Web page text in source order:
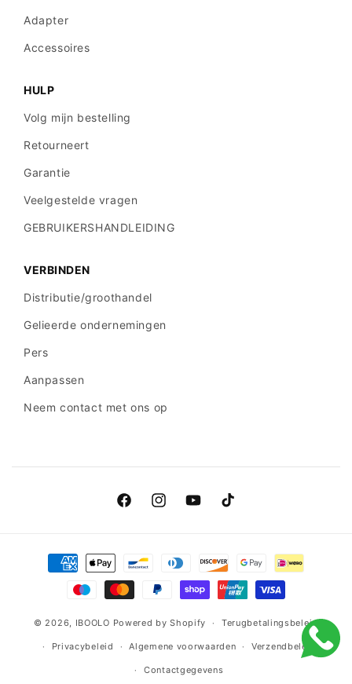
Adapter
Accessoires
HULP
Volg mijn bestelling
Retourneert
Garantie
Veelgestelde vragen
GEBRUIKERSHANDLEIDING
VERBINDEN
Distributie/groothandel
Gelieerde ondernemingen
Pers
Aanpassen
Neem contact met ons op
FacebookInstagramYouTubeTikTok
Betaalmethoden
© 2026, IBOOLO Powered by Shopify Terugbetalingsbeleid
Privacybeleid Algemene voorwaarden Verzendbeleid
Contactgegevens